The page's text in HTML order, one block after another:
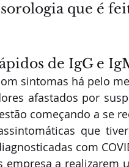
que é
de IgG e
sintomas há pelo
afastados por
começando a se
que
com
empresa a realizarem